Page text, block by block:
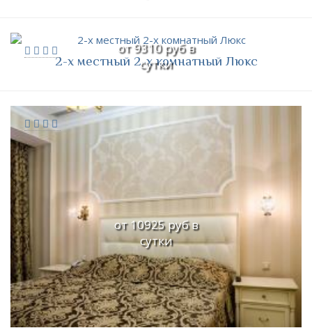
от 9310 руб в
сутки
2-х местный 2-х комнатный Люкс
от 10925 руб в
сутки